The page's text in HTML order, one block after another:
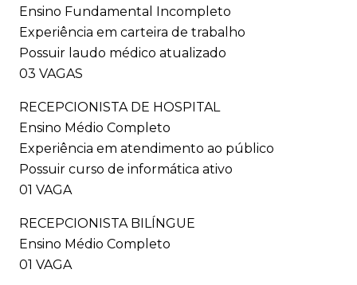
Ensino Fundamental Incompleto
Experiência em carteira de trabalho
Possuir laudo médico atualizado
03 VAGAS
RECEPCIONISTA DE HOSPITAL
Ensino Médio Completo
Experiência em atendimento ao público
Possuir curso de informática ativo
01 VAGA
RECEPCIONISTA BILÍNGUE
Ensino Médio Completo
01 VAGA